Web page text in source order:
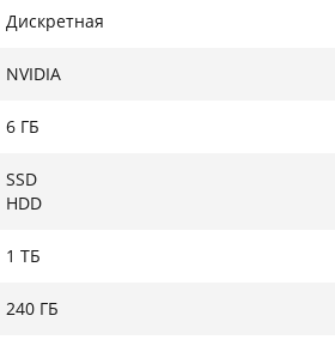
воздуха, закаленное стекло;
Дискретная
NVIDIA
6 ГБ
SSD
HDD
1 ТБ
240 ГБ